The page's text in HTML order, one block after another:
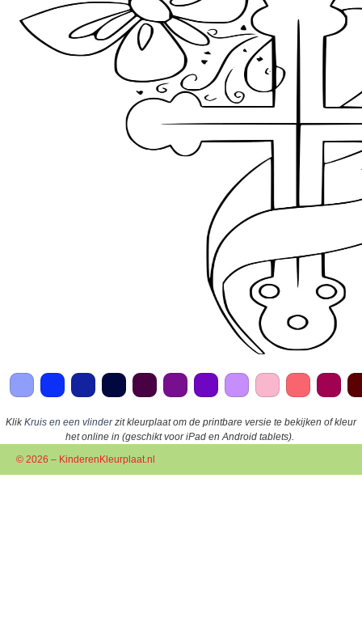
KlikKruis en een vlinderzit kleurplaat om de printbare versie te bekijken of kleur
het online in (geschikt voor iPad en Android tablets).
© 2026 – KinderenKleurplaat.nl